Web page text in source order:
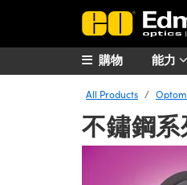
能力
購物
All Products
不鏽鋼